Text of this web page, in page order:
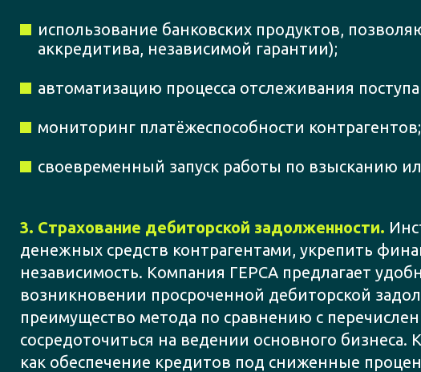
использование банковских продуктов,
аккредитива, независимой гарантии);
автоматизацию процесса отслеживания
мониторинг платёжеспособности контрагентов;
своевременный запуск работы по взысканию
3. Страхование дебиторской задолженности.
денежных средств контрагентами, укрепить
независимость. Компания ГЕРСА предлагает
возникновении просроченной дебиторской
преимущество метода по сравнению с
сосредоточиться на ведении основного
как обеспечение кредитов под сниженные